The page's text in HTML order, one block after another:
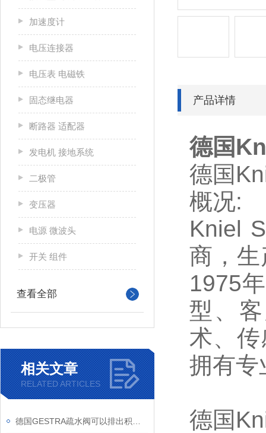
加速度计
电压连接器
电压表 电磁铁
固态继电器
断路器 适配器
发电机 接地系统
二极管
变压器
电源 微波头
开关 组件
查看全部
相关文章
RELATED ARTICLES
产品详情
德国
德国
概况:
Kniel
商，
1975
型、
术、
拥有专
德国